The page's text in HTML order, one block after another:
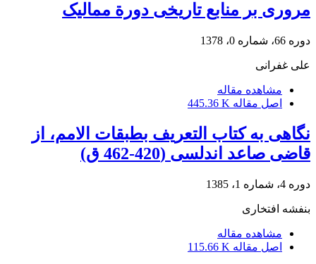
مروری بر منابع تاریخی دورة ممالیک
دوره 66، شماره 0، 1378
علی غفرانی
مشاهده مقاله
اصل مقاله 445.36 K
نگاهی به کتاب التعریف بطبقات الامم، از
قاضی صاعد اندلسی (420-462 ق)
دوره 4، شماره 1، 1385
بنفشه افتخاری
مشاهده مقاله
اصل مقاله 115.66 K